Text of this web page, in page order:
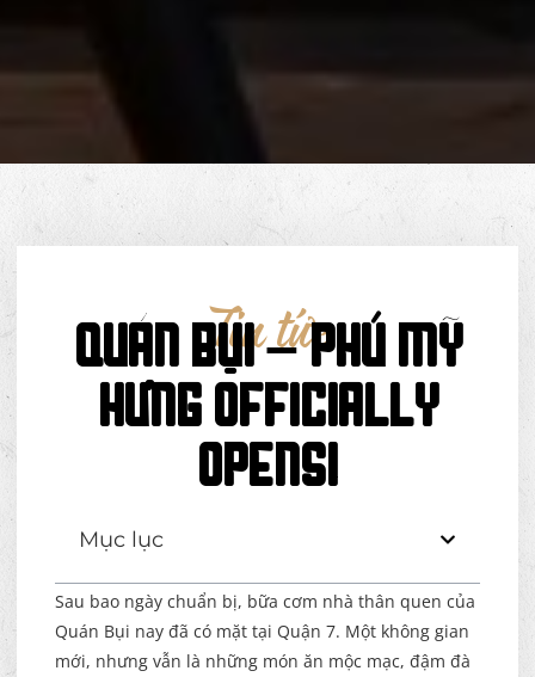
Tin tức
Quán Bụi – Phú Mỹ
Hưng officially
opens!
Mục lục
Sau bao ngày chuẩn bị, bữa cơm nhà thân quen của
Quán Bụi nay đã có mặt tại Quận 7. Một không gian
mới, nhưng vẫn là những món ăn mộc mạc, đậm đà